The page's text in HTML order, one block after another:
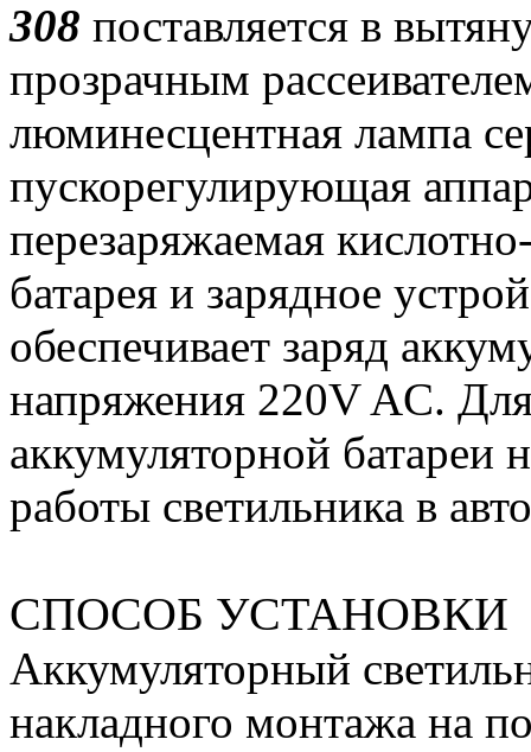
308 поставляется в
прозрачным
люминесцентная лампа
пускорегулирующая
перезаряжаемая
батарея и зарядное
обеспечивает заряд
напряжения 220V AC.
аккумуляторной батареи
работы светильника в
СПОСОБ УСТАНОВКИ
Аккумуляторный
накладного монтажа на